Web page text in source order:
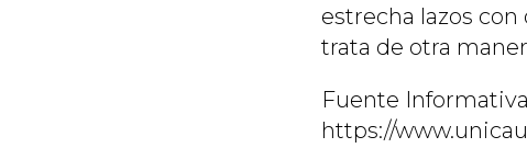
estrecha lazos
trata de otra
Fuente
https://